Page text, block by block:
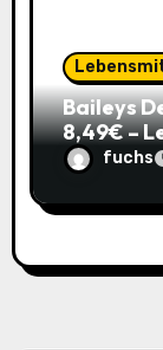
Baileys
8,49€ –
fuchs